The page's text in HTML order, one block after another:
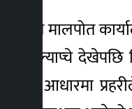
३० गते मालपोत
नक्कली ल्याप्चे
आधारमा